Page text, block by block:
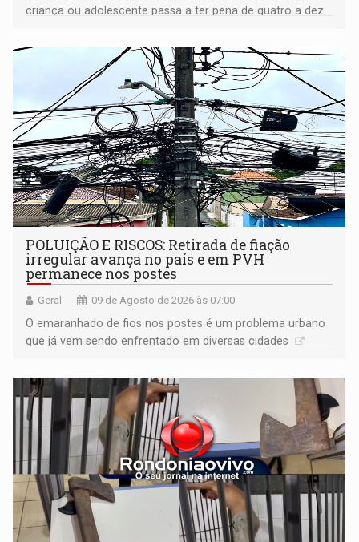
criança ou adolescente passa a ter pena de quatro a dez
POLUIÇÃO E RISCOS: Retirada de fiação
irregular avança no país e em PVH
permanece nos postes
Geral 09 de Agosto de 2026 às 07:00
O emaranhado de fios nos postes é um problema urbano
que já vem sendo enfrentado em diversas cidades